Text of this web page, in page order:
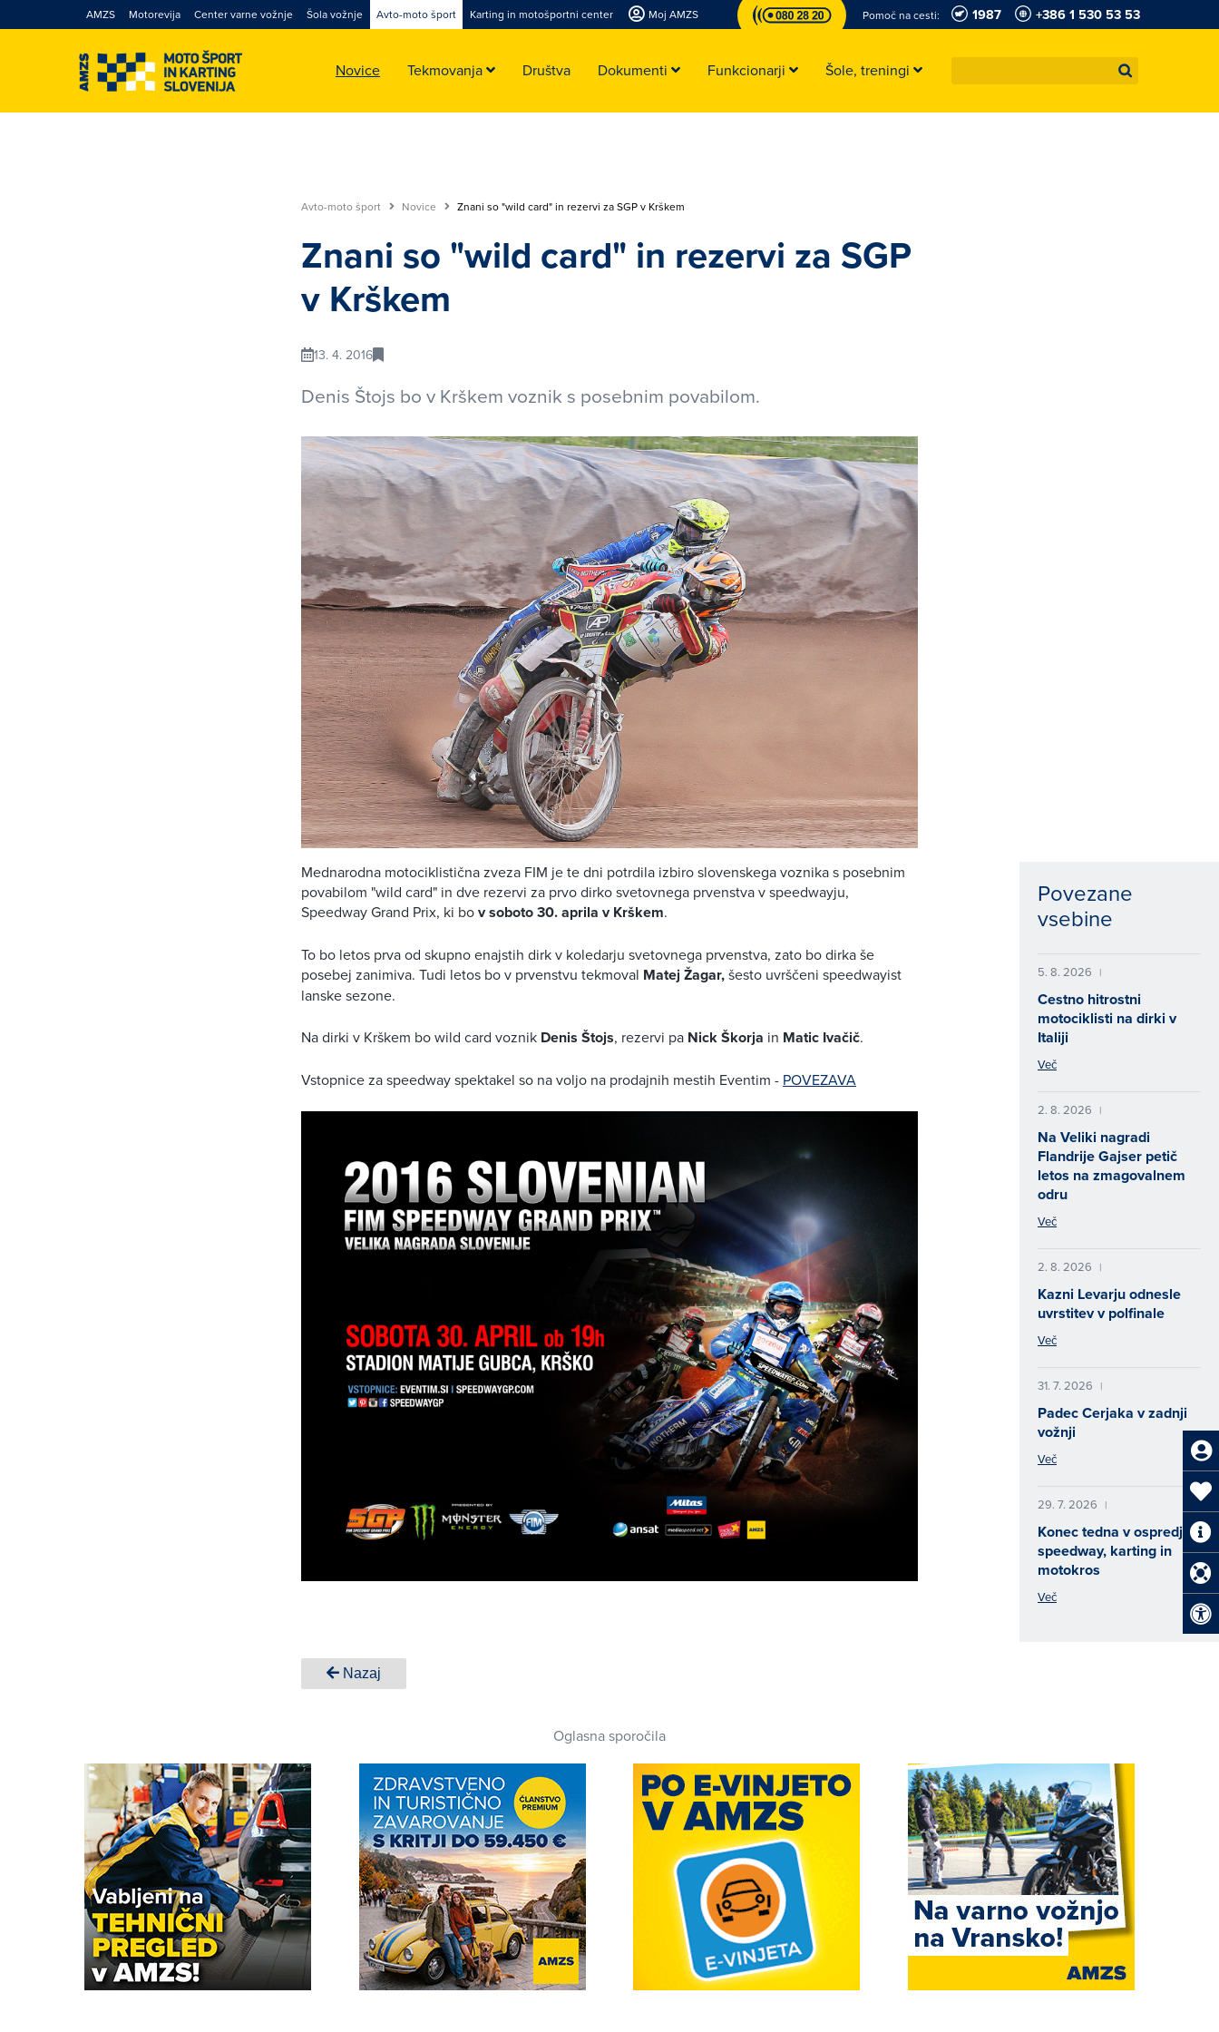
AMZS Motorevija Center varne vožnje Šola vožnje Avto-moto šport Karting in motošportni center Moj AMZS Pomoč na cesti: 1987 +386 1 530 53 53
Novice Tekmovanja Društva Dokumenti Funkcionarji Šole, treningi
Avto-moto šport Novice Znani so "wild card" in rezervi za SGP v Krškem
Znani so "wild card" in rezervi za SGP
v Krškem
13. 4. 2016
Denis Štojs bo v Krškem voznik s posebnim povabilom.
Mednarodna motociklistična zveza FIM je te dni potrdila izbiro slovenskega voznika s posebnim
povabilom "wild card" in dve rezervi za prvo dirko svetovnega prvenstva v speedwayju,
Speedway Grand Prix, ki bov soboto 30. aprila v Krškem.
To bo letos prva od skupno enajstih dirk v koledarju svetovnega prvenstva, zato bo dirka še
posebej zanimiva. Tudi letos bo v prvenstvu tekmoval Matej Žagar,šesto uvrščeni speedwayist
lanske sezone.
Na dirki v Krškem bo wild card voznik Denis Štojs, rezervi pa Nick Škorja in Matic Ivačič.
Vstopnice za speedway spektakel so na voljo na prodajnih mestih Eventim - POVEZAVA
Nazaj
Povezane
vsebine
5. 8. 2026 |
Cestno hitrostni
motociklisti na dirki v
Italiji
Več
2. 8. 2026 |
Na Veliki nagradi
Flandrije Gajser petič
letos na zmagovalnem
odru
Več
2. 8. 2026 |
Kazni Levarju odnesle
uvrstitev v polfinale
Več
31. 7. 2026 |
Padec Cerjaka v zadnji
vožnji
Več
29. 7. 2026 |
Konec tedna v ospredju
speedway, karting in
motokros
Več
Oglasna sporočila